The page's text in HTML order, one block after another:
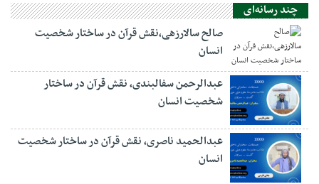
چند رسانه‌ای
صالح سالارزهی،‌نقش قرآن در ساختار شخصیت
انسان
عبدالرحمن سفالبندی، نقش قرآن در ساختار
شخصیت انسان
عبدالحمید ناصری، نقش قرآن در ساختار شخصیت
انسان